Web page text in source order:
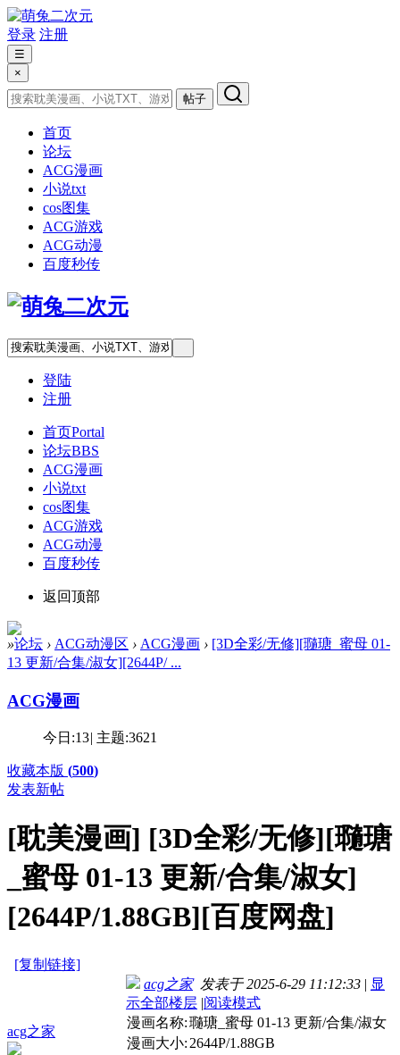
登录 注册
☰
×
帖子
首页
论坛
ACG漫画
小说txt
cos图集
ACG游戏
ACG动漫
百度秒传
登陆
注册
首页Portal
论坛BBS
ACG漫画
小说txt
cos图集
ACG游戏
ACG动漫
百度秒传
返回顶部
»论坛 › ACG动漫区 › ACG漫画 › [3D全彩/无修][瓍瑭_蜜母 01-
13 更新/合集/淑女][2644P/ ...
ACG漫画
今日:13| 主题:3621
收藏本版 (500)
发表新帖
[耽美漫画] [3D全彩/无修][瓍瑭
_蜜母 01-13 更新/合集/淑女]
[2644P/1.88GB][百度网盘]
[复制链接]
acg之家
acg之家发表于 2025-6-29 11:12:33 | 显
示全部楼层 |阅读模式
漫画名称:瓍瑭_蜜母 01-13 更新/合集/淑女
漫画大小: 2644P/1.88GB